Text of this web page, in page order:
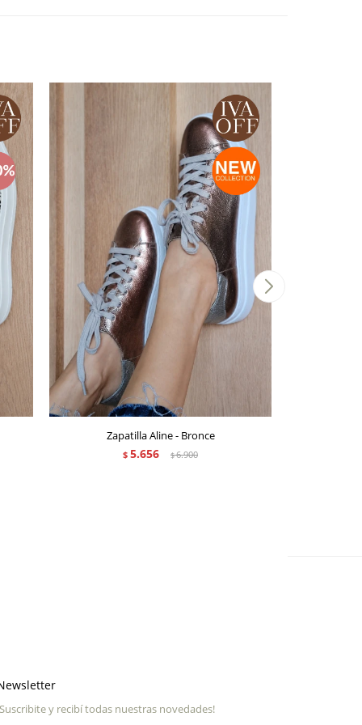
Zapatilla Aline - Bronce
$ 5.656 $6.900
y recibí todas nuestras novedades!